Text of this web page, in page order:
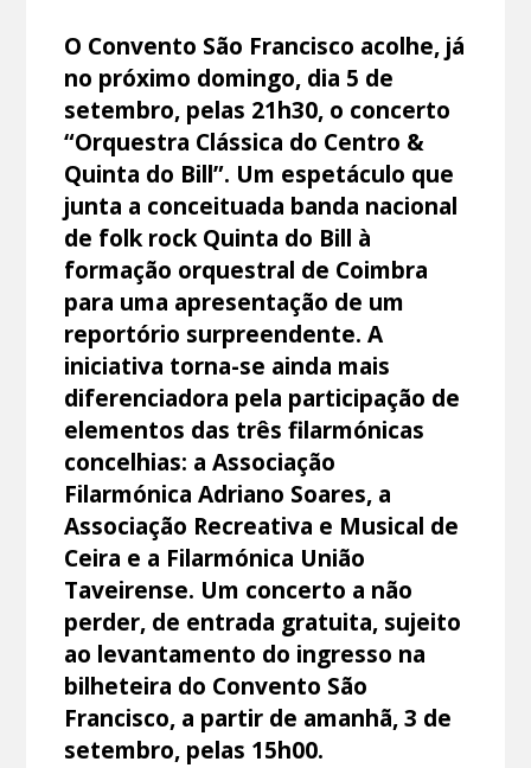
O Convento São Francisco acolhe, já
no próximo domingo, dia 5 de
setembro, pelas 21h30, o concerto
“Orquestra Clássica do Centro &
Quinta do Bill”. Um espetáculo que
junta a conceituada banda nacional
de folk rock Quinta do Bill à
formação orquestral de Coimbra
para uma apresentação de um
reportório surpreendente. A
iniciativa torna-se ainda mais
diferenciadora pela participação de
elementos das três filarmónicas
concelhias: a Associação
Filarmónica Adriano Soares, a
Associação Recreativa e Musical de
Ceira e a Filarmónica União
Taveirense. Um concerto a não
perder, de entrada gratuita, sujeito
ao levantamento do ingresso na
bilheteira do Convento São
Francisco, a partir de amanhã, 3 de
setembro, pelas 15h00.